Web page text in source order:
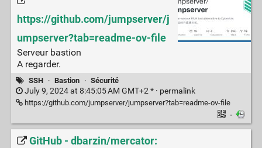
https://github.com/jumpserver/j
umpserver?tab=readme-ov-file
Serveur bastion
A regarder.
SSH · Bastion · Sécurité
July 9, 2024 at 8:45:05 AM GMT+2 * · permalink
https://github.com/jumpserver/jumpserver?tab=readme-ov-file
·
GitHub - dbarzin/mercator: